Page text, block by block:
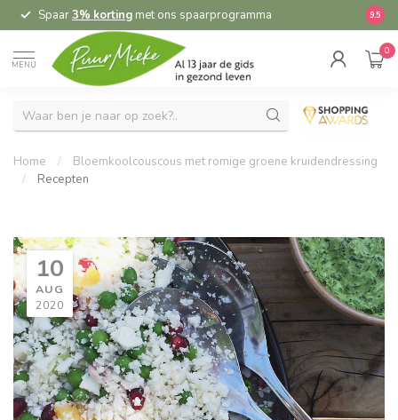
Spaar3% korting met ons spaarprogramma 9.5
MENU
0
Home /
Bloemkoolcouscous met romige groene kruidendressing
/
Recepten
10
AUG
2020